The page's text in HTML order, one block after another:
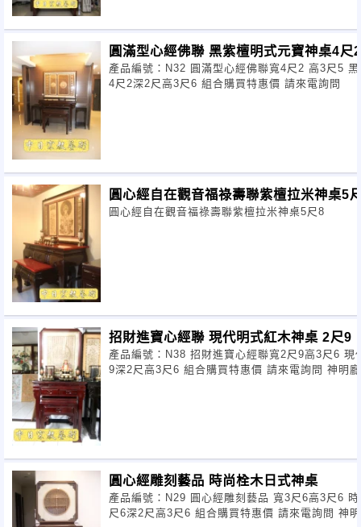
服務項目包含
電腦噴畫
裝框裱褙 貼金彩繪
南洋檜木 材質製
做
訂製時間：10到14個工作天(
日)
歡迎到本工作坊的
http://
z4/
圓滿型心經佛聯 黑紫檀明式元寶神桌4尺2
產品編號：N32 圓滿型心經佛聯寬4尺2 高3尺5 黑紫檀明式元寶神桌 寬
4尺2深2尺高3尺6 組合購買特惠價 請來電詢問
圓心經自在觀音福祿壽聯紫檀拉米神桌5
圓心經自在觀音福祿壽聯紫檀拉米神桌5尺8
招財進寶心經聯 現代明式紅木神桌 2尺9
產品編號：N38 招財進寶心經聯寬2尺9高3尺6 現代明式紅木神桌 寬2尺
9深2尺高3尺6 組合購
圓心經雕刻藝品 時尚栓木日式神桌
產品編號：N29 圓心經雕刻藝品 寬3尺6高3尺6 時尚栓木日式神桌 寬3
尺6深2尺高3尺6 組合購買特惠價 請來電詢問 神明廳 佛堂設計各式神桌